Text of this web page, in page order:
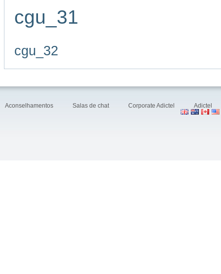
cgu_31
cgu_32
Aconselhamentos Salas de chat Corporate Adictel Adictel